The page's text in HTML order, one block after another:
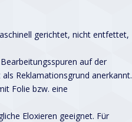
gerichtet, nicht entfettet,
auf der
Reklamationsgrund anerkannt.
Folie bzw. eine
Eloxieren geeignet. Für